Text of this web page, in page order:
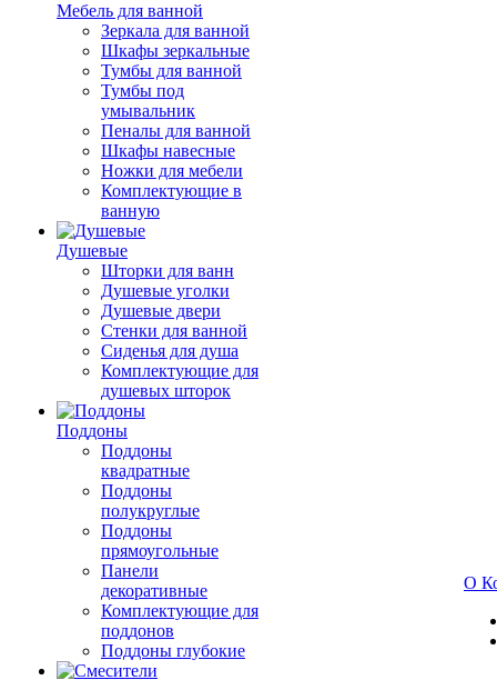
Мебель для ванной
Зеркала для ванной
Шкафы зеркальные
Тумбы для ванной
Тумбы под
умывальник
Пеналы для ванной
Шкафы навесные
Ножки для мебели
Комплектующие в
ванную
Душевые
Шторки для ванн
Душевые уголки
Душевые двери
Стенки для ванной
Сиденья для душа
Комплектующие для
душевых шторок
Поддоны
Поддоны
квадратные
Поддоны
полукруглые
Поддоны
прямоугольные
Панели
декоративные
Комплектующие для
поддонов
Поддоны глубокие
О